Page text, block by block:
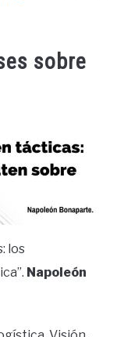
sobre
los
Napoleón